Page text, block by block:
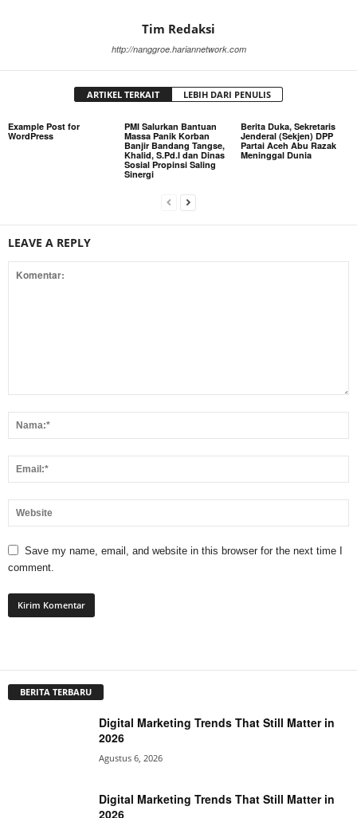
Tim Redaksi
http://nanggroe.hariannetwork.com
ARTIKEL TERKAIT LEBIH DARI PENULIS
Example Post for
WordPress
PMI Salurkan Bantuan
Massa Panik Korban
Banjir Bandang Tangse,
Khalid, S.Pd.I dan Dinas
Sosial Propinsi Saling
Sinergi
Berita Duka, Sekretaris
Jenderal (Sekjen) DPP
Partai Aceh Abu Razak
Meninggal Dunia
LEAVE A REPLY
Save my name, email, and website in this browser for the next time I
comment.
BERITA TERBARU
Digital Marketing Trends That Still Matter in
2026
Agustus 6, 2026
Digital Marketing Trends That Still Matter in
2026